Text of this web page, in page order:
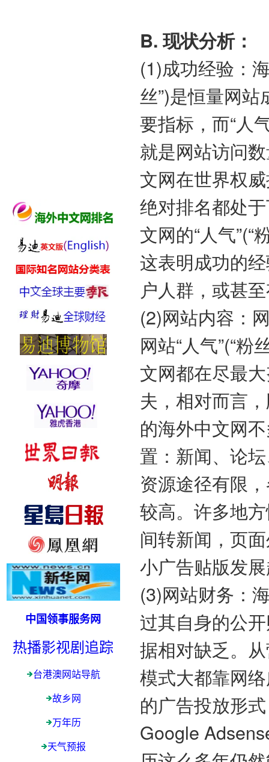
中国领事服务网
热播影视剧追踪
台港澳网站导航
故乡网
万年历
天气预报
B. 现状分析：
(1)成功经验：
丝”)是恒量网
要指标，而“人
就是网站访问
文网在世界权
绝对排名都处
文网的“人气”(“
这表明成功的
户人群，或甚
(2)网站内容：
网站“人气”(“粉
文网都在尽最
夫，相对而言
的海外中文网
置：新闻、论
资源途径有限
较高。许多地
间转新闻，页
小广告贴版发
(3)网站财务：
过其自身的公
据相对缺乏。
模式大都靠网
的广告投放形
Google